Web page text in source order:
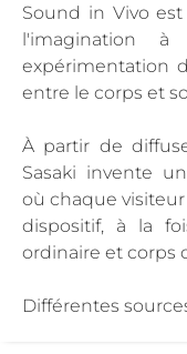
Sound in Vivo
l'imagination
expérimentation
entre le corps et
À partir de
Sasaki invente
où chaque
dispositif, à la
ordinaire et corps
Différentes